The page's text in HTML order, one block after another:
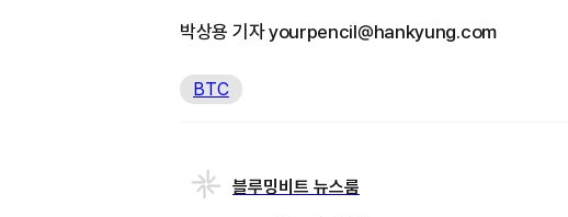
박상용 기자 yourpencil@hankyung.com
BTC
블루밍비트 뉴스룸